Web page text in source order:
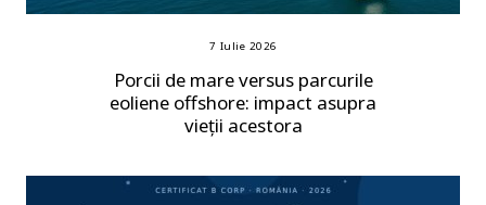
7 Iulie 2026
Porcii de mare versus parcurile
eoliene offshore: impact asupra
vieții acestora